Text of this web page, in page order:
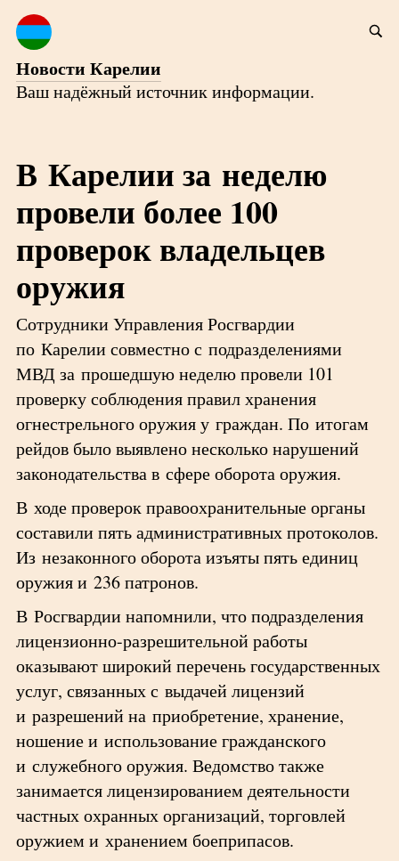
Новости Карелии
Ваш надёжный источник информации.
В Карелии за неделю
провели более 100
проверок владельцев
оружия
Сотрудники Управления Росгвардии
по Карелии совместно с подразделениями
МВД за прошедшую неделю провели 101
проверку соблюдения правил хранения
огнестрельного оружия у граждан. По итогам
рейдов было выявлено несколько нарушений
законодательства в сфере оборота оружия.
В ходе проверок правоохранительные органы
составили пять административных протоколов.
Из незаконного оборота изъяты пять единиц
оружия и 236 патронов.
В Росгвардии напомнили, что подразделения
лицензионно-разрешительной работы
оказывают широкий перечень государственных
услуг, связанных с выдачей лицензий
и разрешений на приобретение, хранение,
ношение и использование гражданского
и служебного оружия. Ведомство также
занимается лицензированием деятельности
частных охранных организаций, торговлей
оружием и хранением боеприпасов.